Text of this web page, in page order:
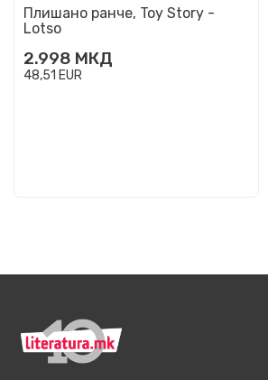
Плишано ранче, Toy Story -
Lotso
2.998 МКД
48,51 EUR